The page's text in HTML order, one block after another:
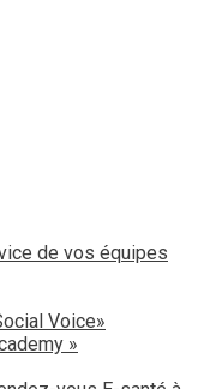
de vos équipes
Voice»
»